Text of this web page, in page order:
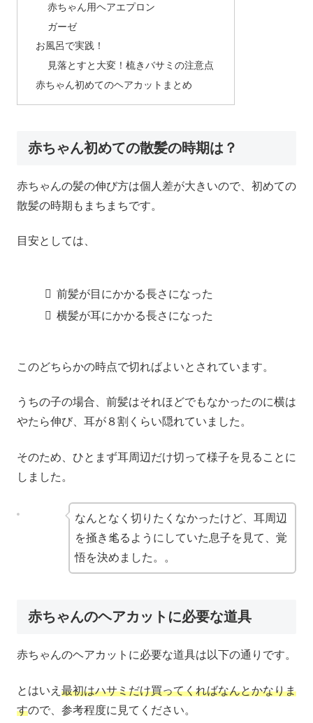
赤ちゃん用ヘアエプロン
ガーゼ
お風呂で実践！
見落とすと大変！梳きバサミの注意点
赤ちゃん初めてのヘアカットまとめ
赤ちゃん初めての散髪の時期は？
赤ちゃんの髪の伸び方は個人差が大きいので、初めての
散髪の時期もまちまちです。
目安としては、
前髪が目にかかる長さになった
横髪が耳にかかる長さになった
このどちらかの時点で切ればよいとされています。
うちの子の場合、前髪はそれほどでもなかったのに横は
やたら伸び、耳が８割くらい隠れていました。
そのため、ひとまず耳周辺だけ切って様子を見ることに
しました。
なんとなく切りたくなかったけど、耳周辺
を掻き毟るようにしていた息子を見て、覚
悟を決めました。。
赤ちゃんのヘアカットに必要な道具
赤ちゃんのヘアカットに必要な道具は以下の通りです。
とはいえ 最初はハサミだけ買ってくればなんとかなりま
すので、参考程度に見てください。